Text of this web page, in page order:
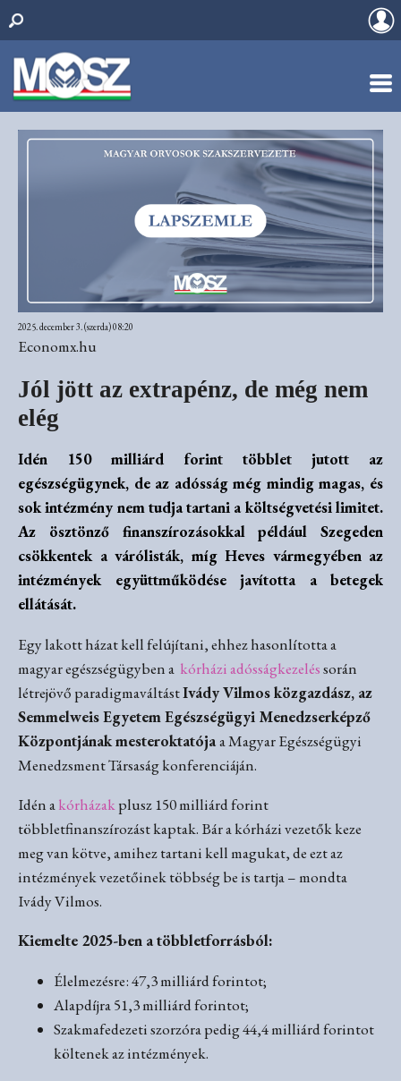
2025. december 3. (szerda) 08:20
Economx.hu
Jól jött az extrapénz, de még nem
elég
Idén 150 milliárd forint többlet jutott az
egészségügynek, de az adósság még mindig magas, és
sok intézmény nem tudja tartani a költségvetési limitet.
Az ösztönző finanszírozásokkal például Szegeden
csökkentek a várólisták, míg Heves vármegyében az
intézmények együttműködése javította a betegek
ellátását.
Egy lakott házat kell felújítani, ehhez hasonlította a
magyar egészségügyben a kórházi adósságkezeléssorán
létrejövő paradigmaváltástIvády Vilmos közgazdász, az
Semmelweis Egyetem Egészségügyi Menedzserképző
Központjának mesteroktatójaa Magyar Egészségügyi
Menedzsment Társaság konferenciáján.
Idén akórházakplusz 150 milliárd forint
többletfinanszírozást kaptak. Bár a kórházi vezetők keze
meg van kötve, amihez tartani kell magukat, de ezt az
intézmények vezetőinek többség be is tartja – mondta
Ivády Vilmos.
Kiemelte 2025-ben a többletforrásból:
Élelmezésre: 47,3 milliárd forintot;
Alapdíjra 51,3 milliárd forintot;
Szakmafedezeti szorzóra pedig 44,4 milliárd forintot
költenek az intézmények.